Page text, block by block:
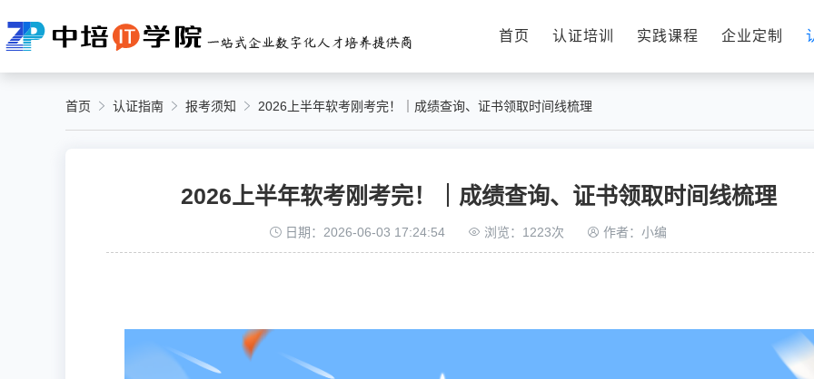
首页 认证培训 实践课程 企业定制
首页 认证指南 报考须知 2026上半年软考刚考完！｜成绩查询、证书领取时间线梳理
2026上半年软考刚考完！｜成绩查询、证书领取时间线梳理
日期：2026-06-03 17:24:54 浏览：1223次 作者：小编